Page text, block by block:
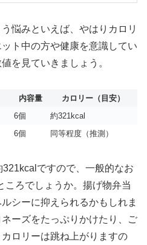
悩みといえば、やはりカロリ
ト中の方や健康を意識してい
を見ていきましょう。
内容量
カロリー（目安）
6個
約321kcal
6個 同等程度（推測）
ですので、一般的なお
ころでしょうか。揚げ物弁当
シーに抑えられるかもしれま
ーズをたっぷりかけたり、ご
ロリーは跳ね上がりますの